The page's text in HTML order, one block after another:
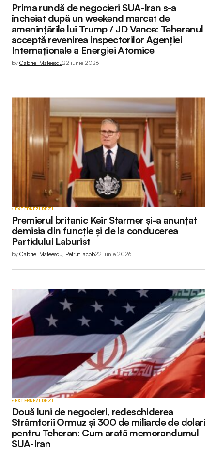
Prima rundă de negocieri SUA-Iran s-a
încheiat după un weekend marcat de
amenințările lui Trump / JD Vance: Teheranul
acceptă revenirea inspectorilor Agenției
Internaționale a Energiei Atomice
by Gabriel Mateescu22 iunie 2026
EXTERNEZI DE ZI
Premierul britanic Keir Starmer și-a anunțat
demisia din funcție și de la conducerea
Partidului Laburist
by Gabriel Mateescu, Petruț Iacob22 iunie 2026
EXTERNEZI DE ZI
Două luni de negocieri, redeschiderea
Strâmtorii Ormuz și 300 de miliarde de dolari
pentru Teheran: Cum arată memorandumul
SUA-Iran